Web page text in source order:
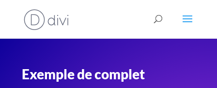
Exemple de complet